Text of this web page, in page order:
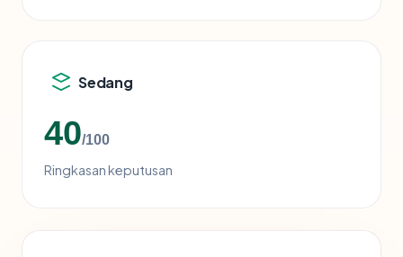
Sedang
40/100
Ringkasan keputusan